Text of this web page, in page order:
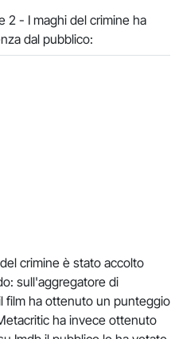
2 - I maghi del crimine ha
dal pubblico:
crimine è stato accolto
sull'aggregatore di
film ha ottenuto un punteggio
ha invece ottenuto